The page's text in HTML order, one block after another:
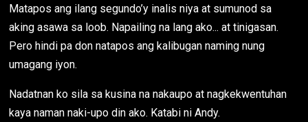
Matapos ang ilang segundo’y inalis niya at sumunod sa
aking asawa sa loob. Napailing na lang ako... at tinigasan.
Pero hindi pa don natapos ang kalibugan naming nung
umagang iyon.
Nadatnan ko sila sa kusina na nakaupo at nagkekwentuhan
kaya naman naki-upo din ako. Katabi ni Andy.